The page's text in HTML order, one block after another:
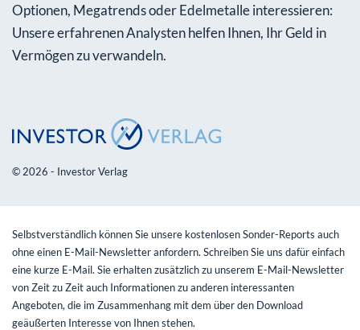
Optionen, Megatrends oder Edelmetalle interessieren:
Unsere erfahrenen Analysten helfen Ihnen, Ihr Geld in
Vermögen zu verwandeln.
© 2026 - Investor Verlag
Selbstverständlich können Sie unsere kostenlosen Sonder-Reports auch
ohne einen E-Mail-Newsletter anfordern. Schreiben Sie uns dafür einfach
eine kurze E-Mail. Sie erhalten zusätzlich zu unserem E-Mail-Newsletter
von Zeit zu Zeit auch Informationen zu anderen interessanten
Angeboten, die im Zusammenhang mit dem über den Download
geäußerten Interesse von Ihnen stehen.